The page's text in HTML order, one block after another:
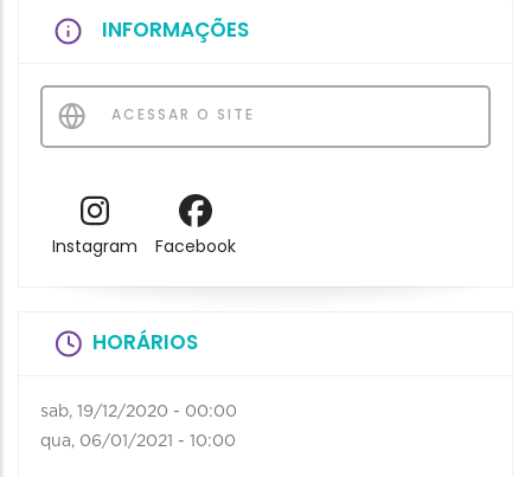
INFORMAÇÕES
ACESSAR O SITE
Instagram Facebook
HORÁRIOS
sab, 19/12/2020 - 00:00
qua, 06/01/2021 - 10:00